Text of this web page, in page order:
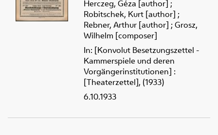
Herczeg, Géza [author] ;
Robitschek, Kurt [author] ;
Rebner, Arthur [author] ; Grosz,
Wilhelm [composer]
In: [Konvolut Besetzungszettel -
Kammerspiele und deren
Vorgängerinstitutionen] :
[Theaterzettel], (1933)
6.10.1933